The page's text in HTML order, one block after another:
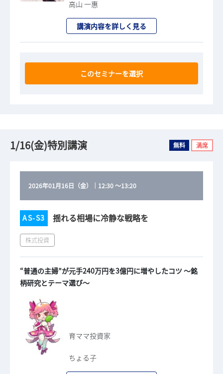
高山 一惠
講演内容を詳しく見る
このセミナーを選択
1/16(金)特別講演 無料 満席
2026年01月16日（金） ｜ 12:30～13:20
AS-S3 揺れる相場に冷静な戦略を
株式投資
“普通の主婦”が元手240万円を3億円に増やしたコツ ～銘
柄研究とテーマ選び～
育ママ投資家
ちょる子